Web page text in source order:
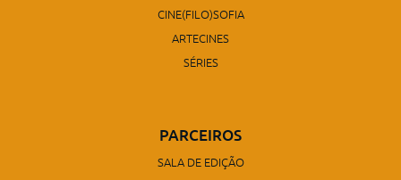
CINE(FILO)SOFIA
ARTECINES
SÉRIES
PARCEIROS
SALA DE EDIÇÃO